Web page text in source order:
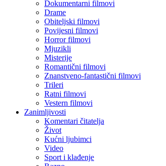
Dokumentarni filmovi
Drame
Obiteljski filmovi
Povijesni filmovi
Horror filmovi
Mjuzikli
Misterije
Romantični filmovi
Znanstveno-fantastični filmovi
Trileri
Ratni filmovi
Vestern filmovi
Zanimljivosti
Komentari čitatelja
Život
Kućni ljubimci
Video
Sport i klađenje